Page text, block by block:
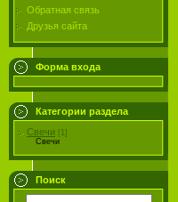
Обратная связь
Друзья сайта
Форма входа
Категории раздела
Свечи
[1]
Свечи
Поиск